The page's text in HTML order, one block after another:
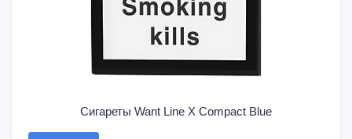
Сигареты Want Line X Compact Blue